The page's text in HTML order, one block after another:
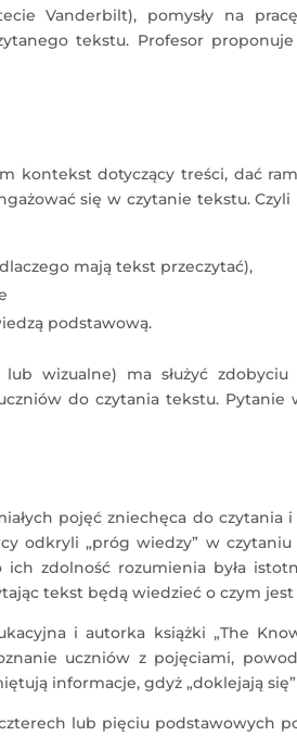
Vanderbilt), pomysły na
tekstu. Profesor
kontekst dotyczący treści, dać
się w czytanie tekstu.
mają tekst przeczytać),
podstawową.
wizualne) ma służyć
do czytania tekstu.
pojęć zniechęca do
odkryli „próg wiedzy” w
zdolność rozumienia była
tekst będą wiedzieć o czym
i autorka książki „The
uczniów z pojęciami,
informacje, gdyż „doklejają
lub pięciu podstawowych